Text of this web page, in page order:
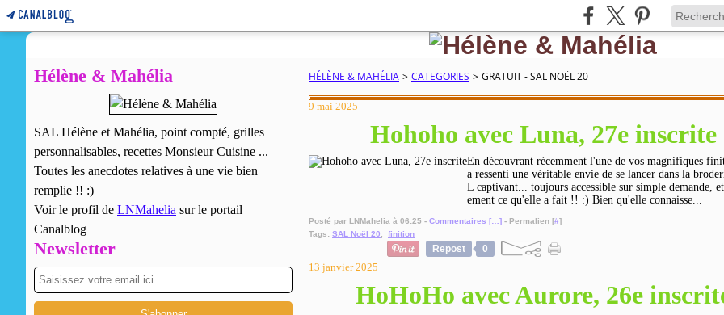
Hélène & Mahélia
SAL Hélène et Mahélia, point compté, grilles
personnalisables, recettes Monsieur Cuisine ...
Toutes les anecdotes relatives à une vie bien
remplie !! :)
Voir le profil de LNMahelia sur le portail
Canalblog
Newsletter
HÉLÈNE & MAHÉLIA > CATEGORIES > GRATUIT - SAL NOËL 20
9 mai 2025
Hohoho avec Luna, 27e inscrite
En découvrant récemment l'une de vos magnifiques
a ressenti une véritable envie de se lancer dans la
L captivant... toujours accessible sur simple demande,
ement ce qu'elle a fait !! :) Bien qu'elle connaisse...
Posté par LNMahelia à 06:25 - Commentaires [ ] - Permalien [#]
Tags: SAL Noël 20 finition
Repost 0
13 janvier 2025
HoHoHo avec Aurore, 26e